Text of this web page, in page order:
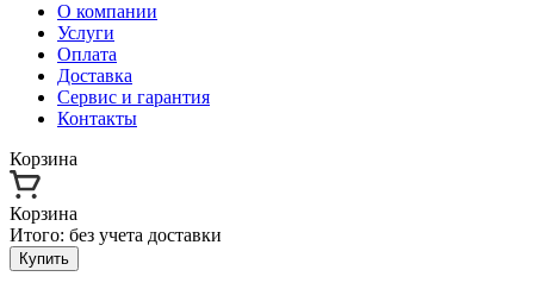
О компании
Услуги
Оплата
Доставка
Сервис и гарантия
Контакты
Корзина
Корзина
Итого: без учета доставки
Купить